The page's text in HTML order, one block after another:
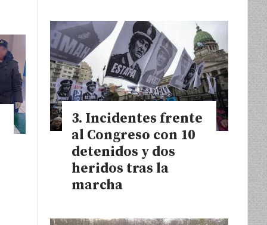
Incidentes frente
al Congreso con 10
detenidos y dos
heridos tras la
marcha